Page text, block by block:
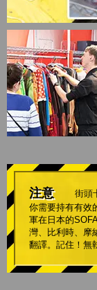
注意
街頭
你需要持有有效
軍在日本的
灣、比利時、摩
翻譯。記住！無